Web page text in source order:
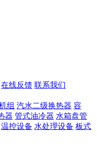
在线反馈 联系我们
组 汽水二级换热器 容
器 管式油冷器 水箱盘管
温控设备 水处理设备 板式